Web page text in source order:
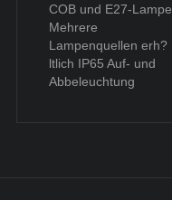
COB und E27-Lampe
Mehrere
Lampenquellen erh?
ltlich IP65 Auf- und
Abbeleuchtung